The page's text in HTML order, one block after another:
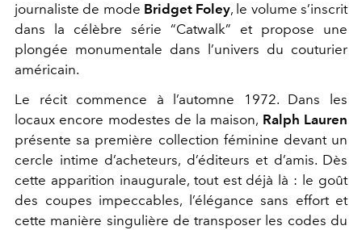
journaliste de mode Bridget Foley, le volume s’inscrit
dans la célèbre série “Catwalk” et propose une
plongée monumentale dans l’univers du couturier
américain.
Le récit commence à l’automne 1972. Dans les
locaux encore modestes de la maison, Ralph Lauren
présente sa première collection féminine devant un
cercle intime d’acheteurs, d’éditeurs et d’amis. Dès
cette apparition inaugurale, tout est déjà là : le goût
des coupes impeccables, l’élégance sans effort et
cette manière singulière de transposer les codes du